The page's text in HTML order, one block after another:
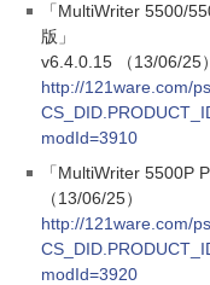
「MultiWriter 5500/
版」
v6.4.0.15 （13/06/25）
http://121ware.com/
modId=3910
「MultiWriter 5500P
（13/06/25）
http://121ware.com/
modId=3920